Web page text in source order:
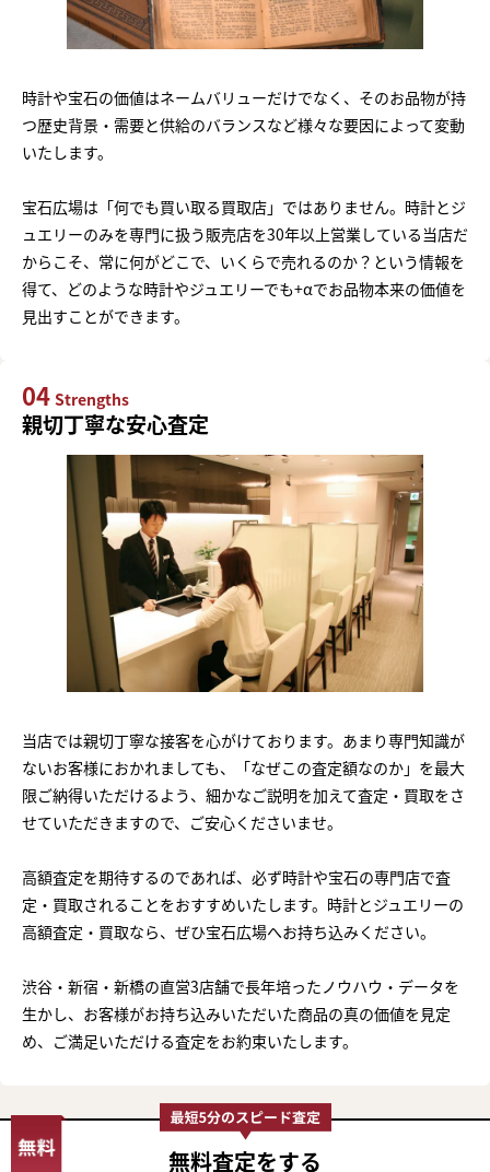
時計や宝石の価値はネームバリューだけでなく、そのお品物が持
つ歴史背景・需要と供給のバランスなど様々な要因によって変動
いたします。
宝石広場は「何でも買い取る買取店」ではありません。時計とジ
ュエリーのみを専門に扱う販売店を30年以上営業している当店だ
からこそ、常に何がどこで、いくらで売れるのか？という情報を
得て、どのような時計やジュエリーでも+αでお品物本来の価値を
見出すことができます。
04 Strengths
親切丁寧な安心査定
当店では親切丁寧な接客を心がけております。あまり専門知識が
ないお客様におかれましても、「なぜこの査定額なのか」を最大
限ご納得いただけるよう、細かなご説明を加えて査定・買取をさ
せていただきますので、ご安心くださいませ。
高額査定を期待するのであれば、必ず時計や宝石の専門店で査
定・買取されることをおすすめいたします。時計とジュエリーの
高額査定・買取なら、ぜひ宝石広場へお持ち込みください。
渋谷・新宿・新橋の直営3店舗で長年培ったノウハウ・データを
生かし、お客様がお持ち込みいただいた商品の真の価値を見定
め、ご満足いただける査定をお約束いたします。
無料査定をする